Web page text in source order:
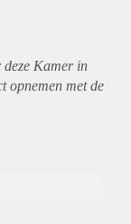
Kamer in
opnemen met de